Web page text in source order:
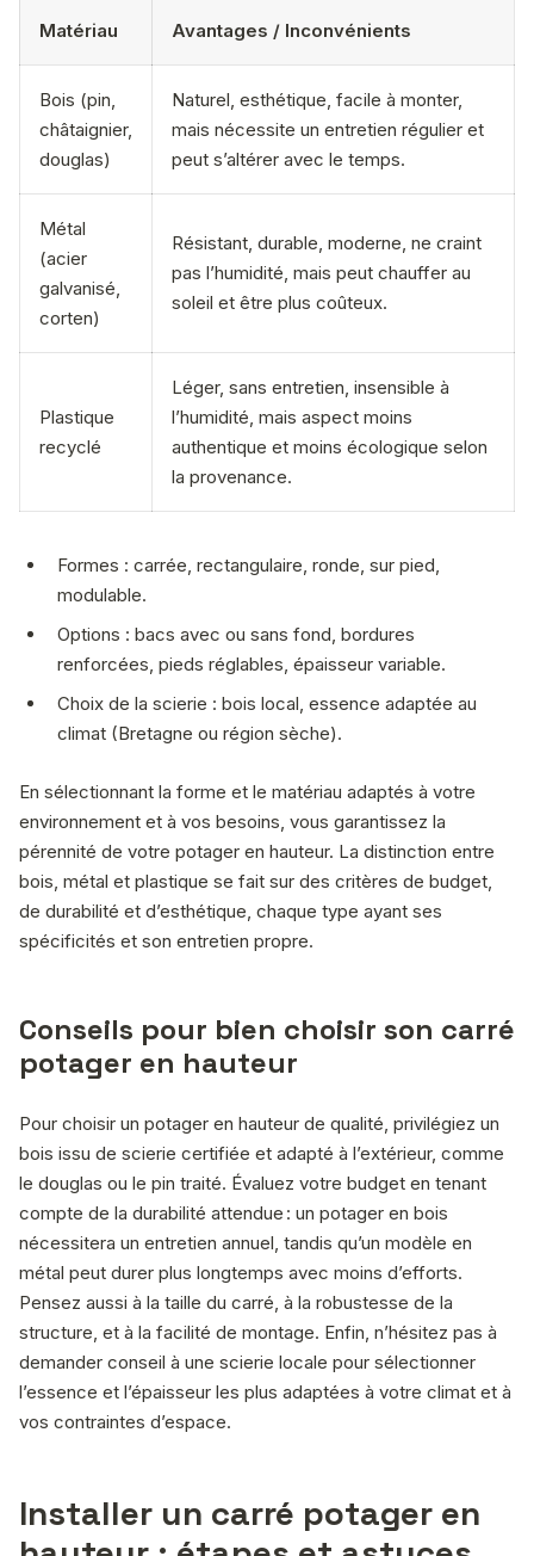
Matériau Avantages / Inconvénients
Bois (pin,
châtaignier,
douglas)
Naturel, esthétique, facile à monter,
mais nécessite un entretien régulier et
peut s’altérer avec le temps.
Métal
(acier
galvanisé,
corten)
Résistant, durable, moderne, ne craint
pas l’humidité, mais peut chauffer au
soleil et être plus coûteux.
Plastique
recyclé
Léger, sans entretien, insensible à
l’humidité, mais aspect moins
authentique et moins écologique selon
la provenance.
Formes : carrée, rectangulaire, ronde, sur pied,
modulable.
Options : bacs avec ou sans fond, bordures
renforcées, pieds réglables, épaisseur variable.
Choix de la scierie : bois local, essence adaptée au
climat (Bretagne ou région sèche).
En sélectionnant la forme et le matériau adaptés à votre
environnement et à vos besoins, vous garantissez la
pérennité de votre potager en hauteur. La distinction entre
bois, métal et plastique se fait sur des critères de budget,
de durabilité et d’esthétique, chaque type ayant ses
spécificités et son entretien propre.
Conseils pour bien choisir son carré
potager en hauteur
Pour choisir un potager en hauteur de qualité, privilégiez un
bois issu de scierie certifiée et adapté à l’extérieur, comme
le douglas ou le pin traité. Évaluez votre budget en tenant
compte de la durabilité attendue : un potager en bois
nécessitera un entretien annuel, tandis qu’un modèle en
métal peut durer plus longtemps avec moins d’efforts.
Pensez aussi à la taille du carré, à la robustesse de la
structure, et à la facilité de montage. Enfin, n’hésitez pas à
demander conseil à une scierie locale pour sélectionner
l’essence et l’épaisseur les plus adaptées à votre climat et à
vos contraintes d’espace.
Installer un carré potager en